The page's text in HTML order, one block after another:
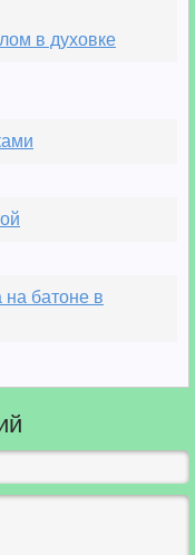
в духовке
батоне в